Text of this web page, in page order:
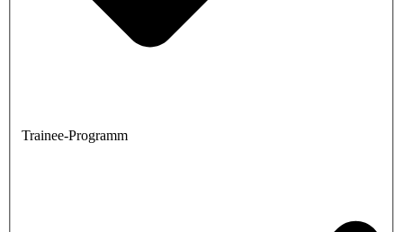
Trainee-Programm